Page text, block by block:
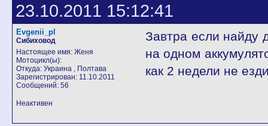
23.10.2011 15:12:41
Evgenii_pl
Сибиховод
Настоящее имя: Женя
Мотоцикл(ы):
Откуда: Украина , Полтава
Зарегистрирован: 11.10.2011
Сообщений: 56
Завтра если найду
на одном
как 2 недели не
Неактивен